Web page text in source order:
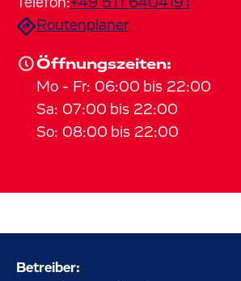
Routenplaner
Öffnungszeiten:
Mo - Fr: 06:00 bis 22:00
Sa: 07:00 bis 22:00
So: 08:00 bis 22:00
Betreiber: